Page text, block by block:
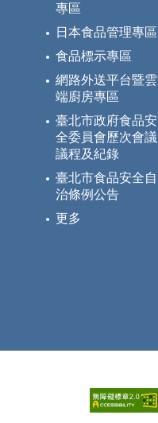
專區
日本食品管理專區
食品標示專區
網路外送平台暨雲
端廚房專區
臺北市政府食品安
全委員會歷次會議
議程及紀錄
臺北市食品安全自
治條例公告
更多